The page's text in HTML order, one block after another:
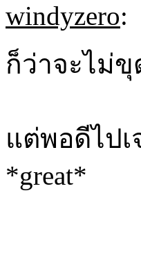
windyzero:
ก็ว่าจะไม่ขุ
แต่พอดีไป
*great*